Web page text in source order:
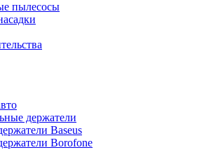
пылесосы
держатели
Baseus
Borofone